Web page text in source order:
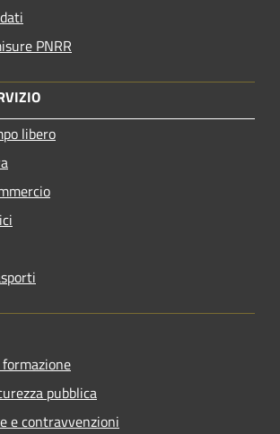
PNRR
libero
pubblica
e contravvenzioni